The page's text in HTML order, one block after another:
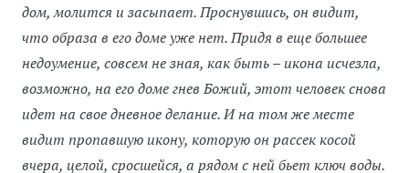
дом, молится и засыпает. Проснувшись, он видит,
что образа в его доме уже нет. Придя в еще большее
недоумение, совсем не зная, как быть – икона исчезла,
возможно, на его доме гнев Божий, этот человек снова
идет на свое дневное делание. И на том же месте
видит пропавшую икону, которую он рассек косой
вчера, целой, сросшейся, а рядом с ней бьет ключ воды.